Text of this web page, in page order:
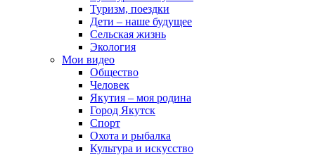
Туризм, поездки
Дети – наше будущее
Сельская жизнь
Экология
Мои видео
Общество
Человек
Якутия – моя родина
Город Якутск
Спорт
Охота и рыбалка
Культура и искусство